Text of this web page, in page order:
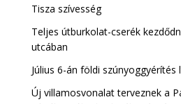
Tisza szívesség
Teljes útburkolat-cserék
utcában
Július 6-án földi szúnyoggyérítés
Új villamosvonalat terveznek a